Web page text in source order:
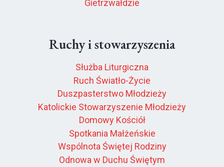
Gietrzwałdzie
Ruchy i stowarzyszenia
Służba Liturgiczna
Ruch Światło-Życie
Duszpasterstwo Młodzieży
Katolickie Stowarzyszenie Młodzieży
Domowy Kościół
Spotkania Małżeńskie
Wspólnota Świętej Rodziny
Odnowa w Duchu Świętym